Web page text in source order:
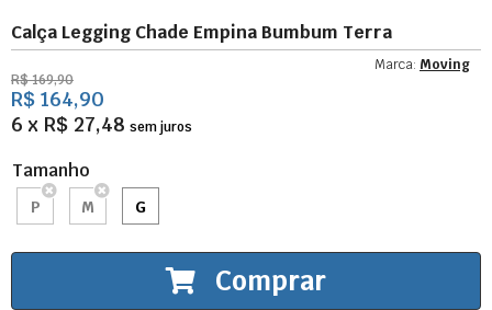
Calça Legging Chade Empina Bumbum Terra
Marca: Moving
R$ 169,90
R$ 164,90
6 x R$ 27,48 sem juros
Tamanho
P M G
Comprar